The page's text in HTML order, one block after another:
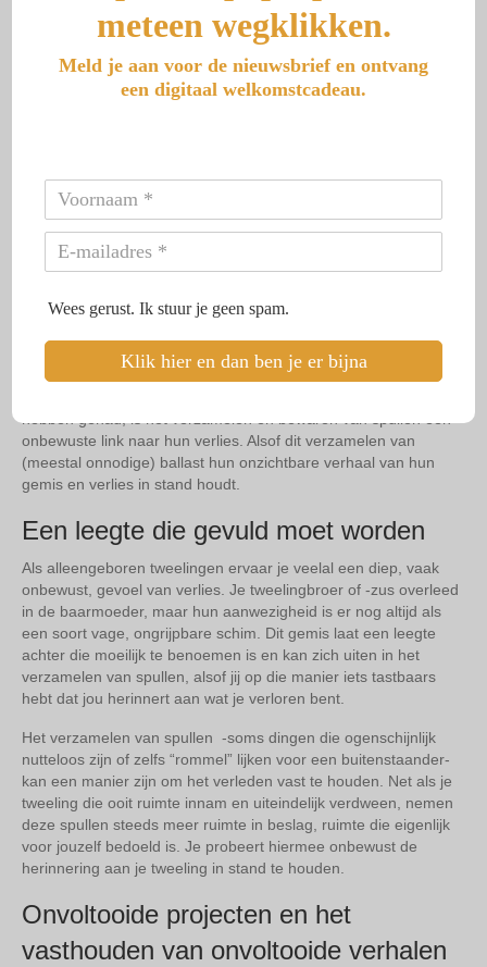
De verborgen betekenis van
verzamelen bij alleengeboren
tweelingen
Als je merkt dat je steeds weer nieuwe projecten start, maar
ooit “nog wel een keer van pas komen,” dan kan dit een dieper
liggende oorzaak hebben. Voor alleengeboren tweelingen (AT),
onbewuste link naar hun verlies. Alsof dit verzamelen van
(meestal onnodige) ballast hun onzichtbare verhaal van hun
gemis en verlies in stand houdt.
Een leegte die gevuld moet worden
Als alleengeboren tweelingen ervaar je veelal een diep, vaak
onbewust, gevoel van verlies. Je tweelingbroer of -zus overleed
in de baarmoeder, maar hun aanwezigheid is er nog altijd als
een soort vage, ongrijpbare schim. Dit gemis laat een leegte
achter die moeilijk te benoemen is en kan zich uiten in het
verzamelen van spullen, alsof jij op die manier iets tastbaars
hebt dat jou herinnert aan wat je verloren bent.
Het verzamelen van spullen -soms dingen die ogenschijnlijk
nutteloos zijn of zelfs “rommel” lijken voor een buitenstaander-
kan een manier zijn om het verleden vast te houden. Net als je
tweeling die ooit ruimte innam en uiteindelijk verdween, nemen
deze spullen steeds meer ruimte in beslag, ruimte die eigenlijk
voor jouzelf bedoeld is. Je probeert hiermee onbewust de
herinnering aan je tweeling in stand te houden.
Onvoltooide projecten en het
vasthouden van onvoltooide verhalen
meteen wegklikken.
Meld je aan voor de nieuwsbrief en ontvang
een digitaal welkomstcadeau.
Wees gerust. Ik stuur je geen spam.
Klik hier en dan ben je er bijna